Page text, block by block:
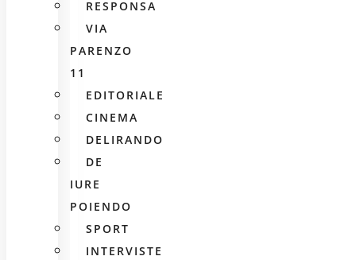
RESPONSA
VIA
PARENZO
11
EDITORIALE
CINEMA
DELIRANDO
DE
IURE
POIENDO
SPORT
INTERVISTE